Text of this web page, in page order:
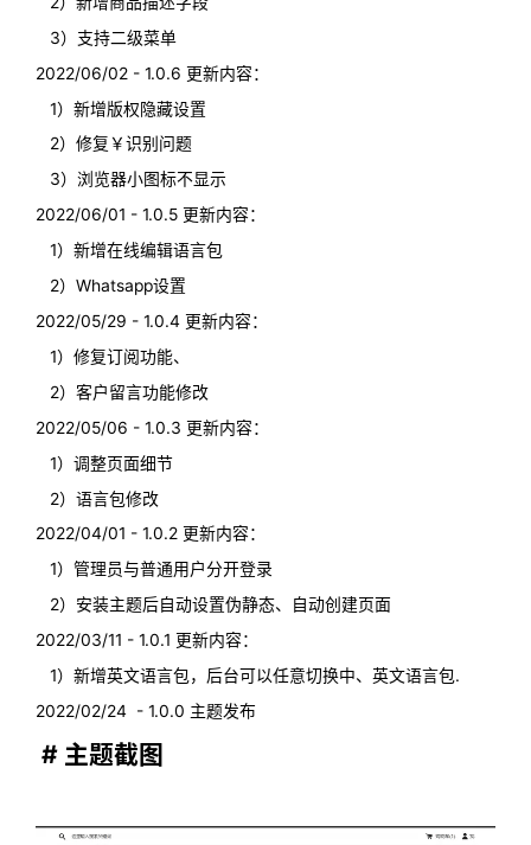
3）支持二级菜单
2022/06/02 - 1.0.6 更新内容：
1）新增版权隐藏设置
2）修复￥识别问题
3）浏览器小图标不显示
2022/06/01 - 1.0.5 更新内容：
1）新增在线编辑语言包
2）Whatsapp设置
2022/05/29 - 1.0.4 更新内容：
1）修复订阅功能、
2）客户留言功能修改
2022/05/06 - 1.0.3 更新内容：
1）调整页面细节
2）语言包修改
2022/04/01 - 1.0.2 更新内容：
1）管理员与普通用户分开登录
2）安装主题后自动设置伪静态、自动创建页面
2022/03/11 - 1.0.1 更新内容：
1）新增英文语言包，后台可以任意切换中、英文语言包.
2022/02/24 - 1.0.0 主题发布
# 主题截图